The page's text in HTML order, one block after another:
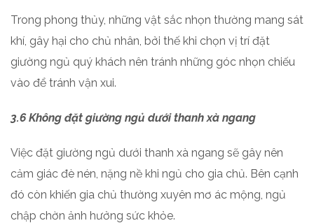
Trong phong thủy, những vật sắc nhọn thường mang sát
khí, gây hại cho chủ nhân, bởi thế khi chọn vị trí đặt
giường ngủ quý khách nên tránh những góc nhọn chiếu
vào để tránh vận xui.
3.6 Không đặt giường ngủ dưới thanh xà ngang
Việc đặt giường ngủ dưới thanh xà ngang sẽ gây nên
cảm giác đè nén, nặng nề khi ngủ cho gia chủ. Bên cạnh
đó còn khiến gia chủ thường xuyên mơ ác mộng, ngủ
chập chờn ảnh hưởng sức khỏe.